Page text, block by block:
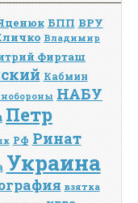
БПП ВРУ
Владимир
Фирташ
Кабмин
НАБУ
Петр
РФ Ринат
Украина
взятка